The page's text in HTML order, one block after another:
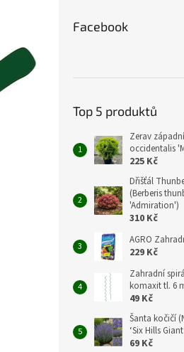
Facebook
Top 5 produktů
Zerav
occidentalis
225 Kč
Dřišťál
(Berberis
'Admiration')
310 Kč
AGRO
229 Kč
Zahradní
komaxit tl. 6
49 Kč
Šanta kočičí
‘Six Hills
69 Kč